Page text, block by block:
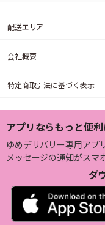
配送エリア
会社概要
特定商取引法に基づく表示
アプリならもっと便
ゆめデリバリー専用アプ
メッセージの通知がスマ
ダ